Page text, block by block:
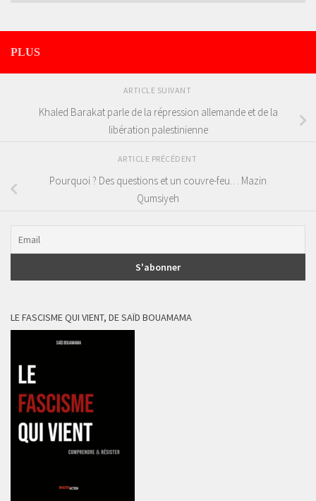
PLUS
ARTICLE SUIVANT
Khaled Barakat parle de la répression allemande et de la
libération palestinienne
ARTICLE PRÉCÉDENT
Pourquoi ? Des questions et un couvre-feu… Mazin
Qumsiyeh
LE FASCISME QUI VIENT, DE SAÏD BOUAMAMA